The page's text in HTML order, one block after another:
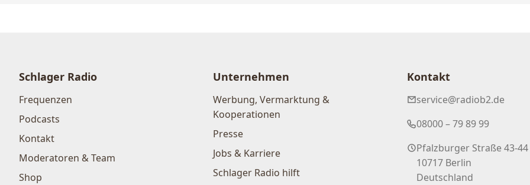
Schlager Radio
Frequenzen
Podcasts
Kontakt
Moderatoren & Team
Shop
Unternehmen
Werbung, Vermarktung &
Kooperationen
Presse
Jobs & Karriere
Schlager Radio hilft
Kontakt
service@radiob2.de
08000 – 79 89 99
Pfalzburger Straße 43-44
10717 Berlin
Deutschland